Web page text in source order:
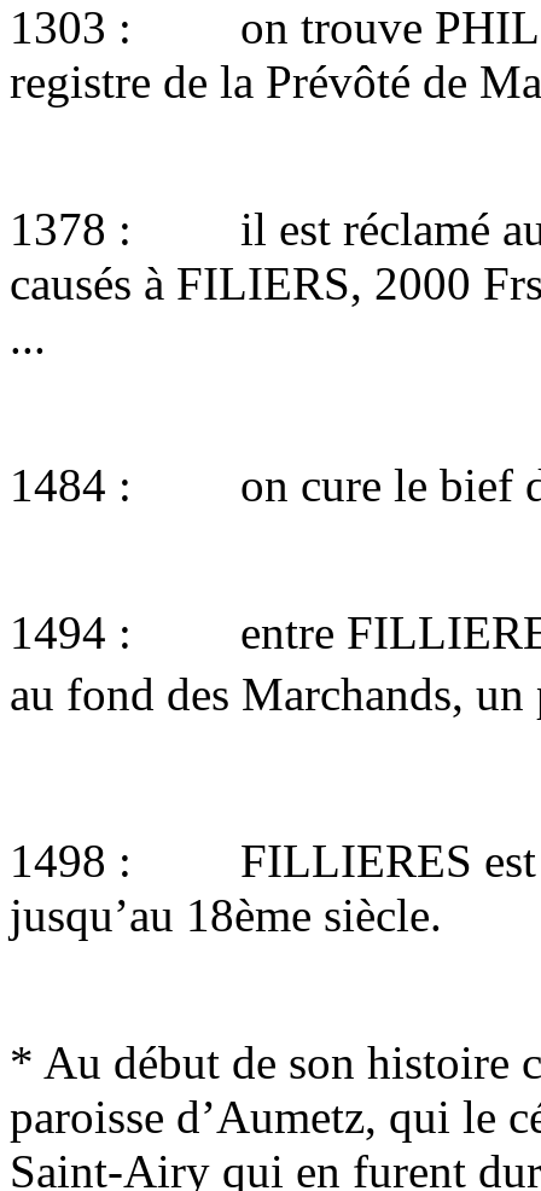
1303 : on trouve
registre de la Prévôté de
1378 : il est réclamé au
causés à FILIERS, 2000
...
1484 : on cure le bief
1494 : entre FILLIERES
au fond des Marchands,
1498 : FILLIERES est
jusqu’au 18ème siècle.
* Au début de son histoire
paroisse d’Aumetz, qui le
Saint-Airy qui en furent